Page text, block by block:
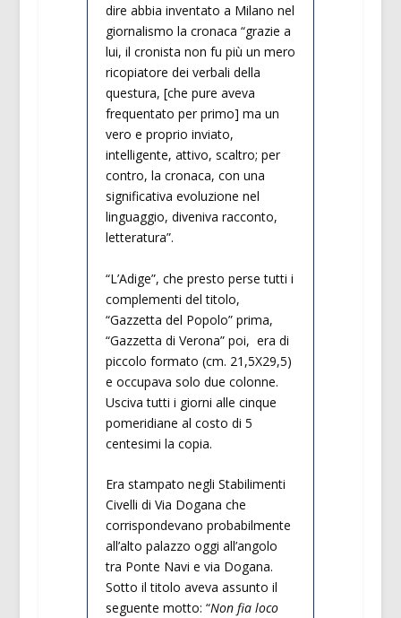
dire abbia inventato a Milano nel
giornalismo la cronaca “grazie a
lui, il cronista non fu più un mero
ricopiatore dei verbali della
questura, [che pure aveva
frequentato per primo] ma un
vero e proprio inviato,
intelligente, attivo, scaltro; per
contro, la cronaca, con una
significativa evoluzione nel
linguaggio, diveniva racconto,
letteratura”.
“L’Adige”, che presto perse tutti i
complementi del titolo,
“Gazzetta del Popolo” prima,
“Gazzetta di Verona” poi, era di
piccolo formato (cm. 21,5X29,5)
e occupava solo due colonne.
Usciva tutti i giorni alle cinque
pomeridiane al costo di 5
centesimi la copia.
Era stampato negli Stabilimenti
Civelli di Via Dogana che
corrispondevano probabilmente
all’alto palazzo oggi all’angolo
tra Ponte Navi e via Dogana.
Sotto il titolo aveva assunto il
seguente motto: “Non fia loco